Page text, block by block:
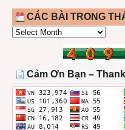
CÁC BÀI TRONG
CÁC
THÁNG
Cảm Ơn Bạn –